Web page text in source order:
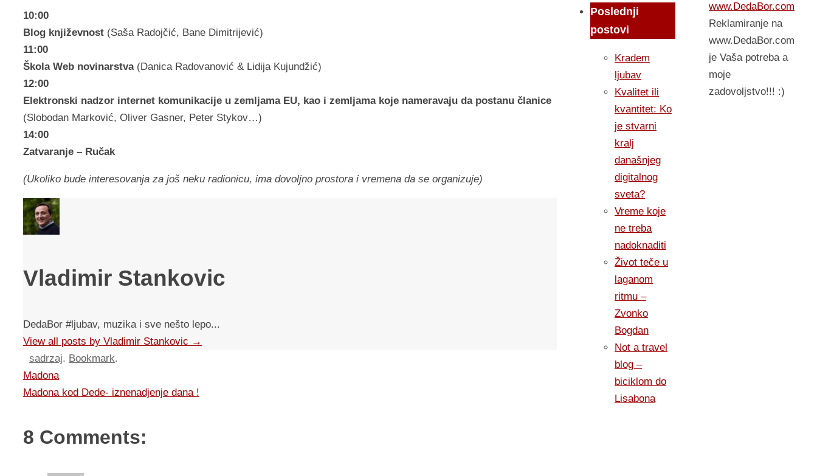
10:00
Blog književnost (Saša Radojčić, Bane Dimitrijević)
11:00
Škola Web novinarstva(Danica Radovanović & Lidija Kujundžić)
12:00
Elektronski nadzor internet komunikacije u zemljama EU, kao i zemljama koje nameravaju da postanu članice
(Slobodan Marković, Oliver Gasner, Peter Stykov…)
14:00
Zatvaranje – Ručak
(Ukoliko bude interesovanja za još neku radionicu, ima dovoljno prostora i vremena da se organizuje)
Vladimir Stankovic
DedaBor #ljubav, muzika i sve nešto lepo...
View all posts by Vladimir Stankovic →
sadrzaj. Bookmark.
Madona
Madona kod Dede- iznenadjenje dana !
8 Comments:
Poslednji
postovi
Kradem
ljubav
Kvalitet ili
kvantitet: Ko
je stvarni
kralj
današnjeg
digitalnog
sveta?
Vreme koje
ne treba
nadoknaditi
Život teče u
laganom
ritmu –
Zvonko
Bogdan
Not a travel
blog –
biciklom do
Lisabona
www.DedaBor.com
Reklamiranje na
www.DedaBor.com
je Vaša potreba a
moje
zadovoljstvo!!! :)